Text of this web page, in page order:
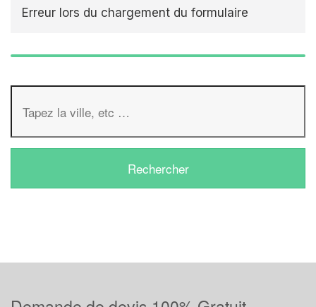
Erreur lors du chargement du formulaire